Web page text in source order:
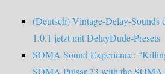
(Deutsch) Vintage-Delay-Sounds
1.0.1 jetzt mit DelayDude-Presets
SOMA Sound Experience: